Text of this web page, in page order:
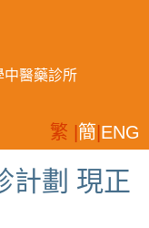
計劃 現正
中醫藥診所
繁 | 簡 ENG